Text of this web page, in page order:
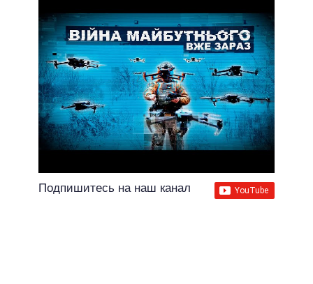
Подпишитесь на наш канал